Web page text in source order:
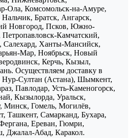
Ола, Комсомольск-на-Амуре,
Братск, Ангарск,
Новгород, Псков, Южно-
Камчатский,
Салехард, Ханты-Мансийск,
Мар, Ноябрьск, Новый
Керчь, Кызыл,
Осуществляем доставку в
Султан (Астана), Шымкент,
Павлодар, Усть-Каменогорск,
Кызылорда, Уральск,
Минск, Гомель, Могилёв,
Ташкент, Самарканд, Бухара,
Ереван, Гюмри,
Джалал-Абад, Каракол.